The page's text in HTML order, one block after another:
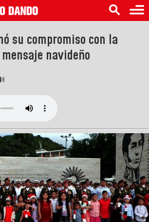
su compromiso con la
navideño